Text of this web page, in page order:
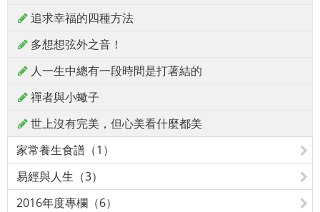
追求幸福的四種方法
多想想弦外之音！
人一生中總有一段時間是打著結的
禪者與小蠍子
世上沒有完美，但心美看什麼都美
家常養生食譜（1）
易經與人生（3）
2016年度專欄（6）